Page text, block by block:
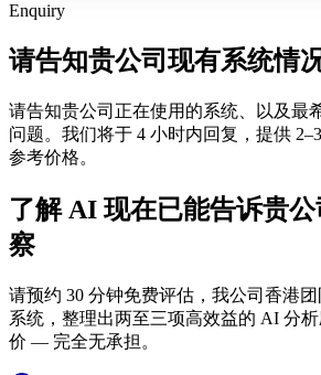
Enquiry
请告知贵公司现有系统情
请告知贵公司正在使用的系统、以及最
问题。我们将于 4 小时内回复，提供
参考价格。
了解 AI 现在已能告诉贵
察
请预约 30 分钟免费评估，我公司香港
系统，整理出两至三项高效益的 AI 分
价 — 完全无承担。